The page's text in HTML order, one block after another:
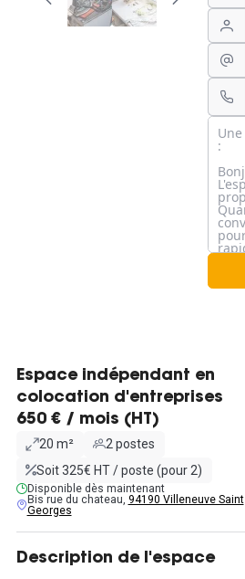
Espace indépendant en
colocation d'entreprises
650 € / mois (HT)
20 m²
2 postes
Soit 325€ HT / poste (pour 2)
Disponible dès maintenant
Bis rue du chateau, 94190 Villeneuve Saint
Georges
Description de l'espace